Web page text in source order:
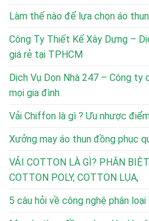
Làm thế nào để lựa chọn áo
Công Ty Thiết Kế Xây Dựng –
giá rẻ tại TPHCM
Dịch Vụ Dọn Nhà 247 – Công ty
mọi gia đình
Vải Chiffon là gì ? Ưu nhược
Xưởng may áo thun đồng phục
VẢI COTTON LÀ GÌ? PHÂN
COTTON POLY, COTTON LỤA,
5 câu hỏi về công nghệ phân loại